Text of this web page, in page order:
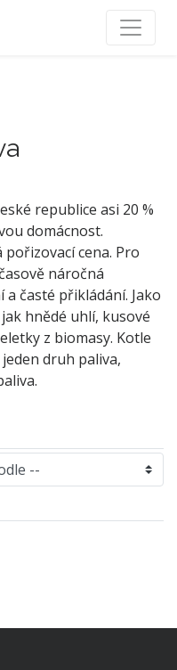
republice asi 20 %
domácnost.
cena. Pro
náročná
časté přikládání. Jako
hnědé uhlí, kusové
z biomasy. Kotle
druh paliva,